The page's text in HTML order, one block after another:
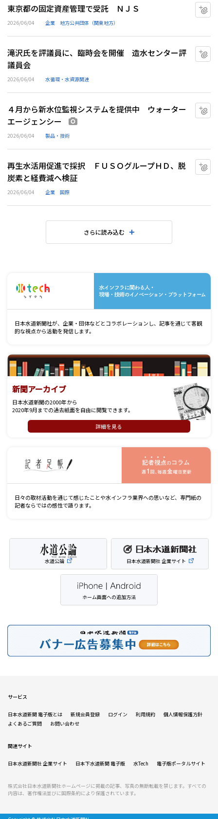
東京都の固定資産管理で受託 ＮＪＳ
2026/06/04 企業 地方公共団体（関東地方）
滝沢氏を評議員に、臨時会を開催 造水センター評
議員会
2026/06/04 水循環・水資源関連
４月から新水位監視システムを提供中 ウォーター
エージェンシー
2026/06/04 製品・技術
再生水活用促進で採択 ＦＵＳＯグループＨＤ、脱
炭素と経費減へ検証
2026/06/04 企業 国際
さらに読み込む
日本水道新聞社が、企業・団体などとコラボレーションし、記事を通じて客観
的な視点から活動を発信します。
新聞アーカイブ
日本水道新聞の2000年から
2020年9月までの過去紙面を自由に閲覧できます。
詳細を見る
日々の取材活動を通じて感じたことや水インフラ業界への思いなど、専門紙の
記者ならではの感性で語ります。
水道公論 日本水道新聞社 企業サイト
ホーム画面への追加方法
サービス
日本水道新聞 電子版とは 新規会員登録 ログイン 利用規約
個人情報保護方針
よくあるご質問
お問い合わせ
関連サイト
日本水道新聞社 企業サイト 日本下水道新聞 電子版 水Tech 電子版ポータルサイト
株式会社日本水道新聞社ホームページに掲載の記事、写真の無断転載を禁じます。すべての
内容は、著作権法並びに国際条約により保護されています。